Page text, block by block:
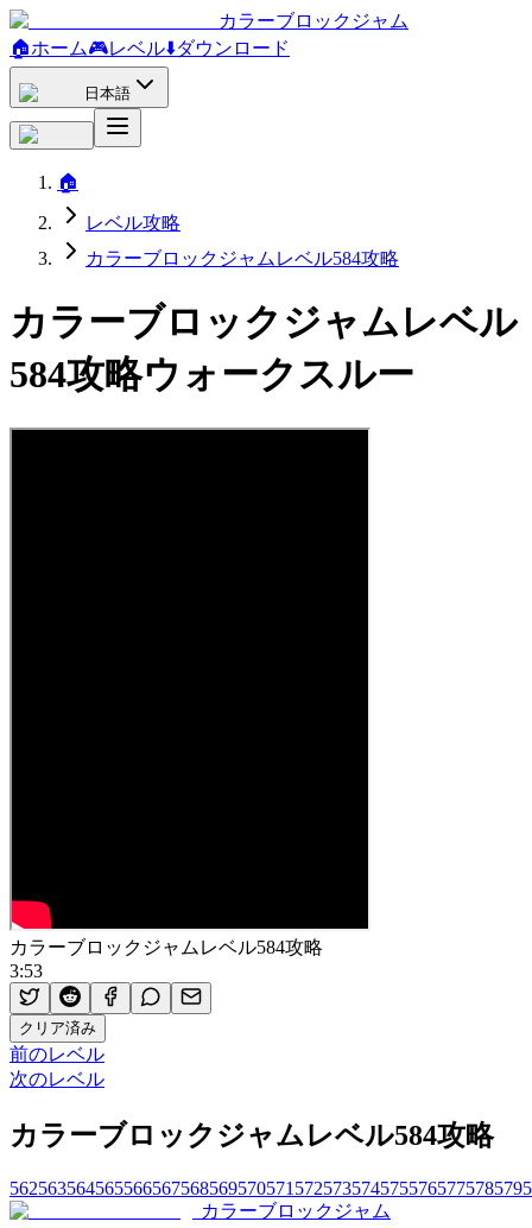
カラーブロックジャム
🏠ホーム🎮レベル⬇️ダウンロード
日本語
🏠
レベル攻略
カラーブロックジャムレベル584攻略
カラーブロックジャムレベル
584攻略ウォークスルー
カラーブロックジャムレベル584攻略
3:53
クリア済み
前のレベル
次のレベル
カラーブロックジャムレベル584攻略
562563564565566567568569570571 572573574575576577578579
カラーブロックジャム